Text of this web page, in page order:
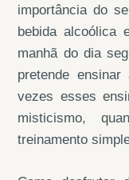
importância do
bebida alcoólica
manhã do dia
pretende
vezes esses
misticismo,
treinamento